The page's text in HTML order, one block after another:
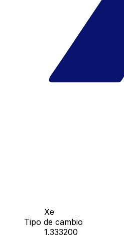
Xe
Tipo de cambio
1.333200